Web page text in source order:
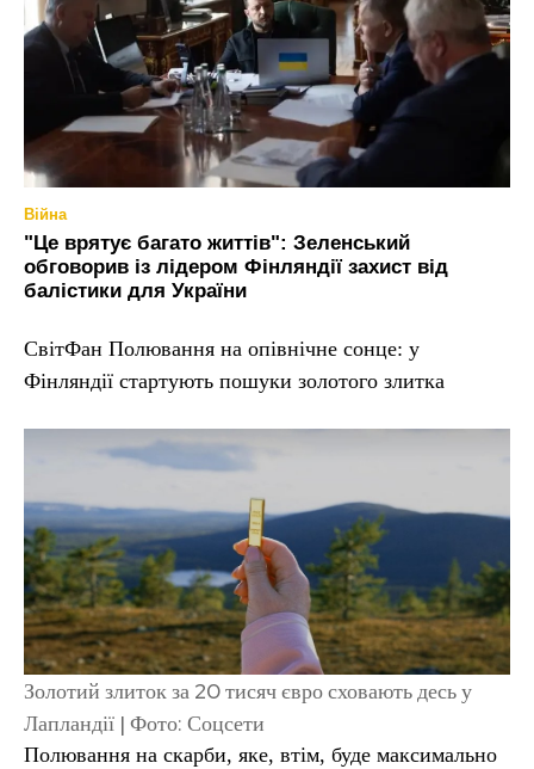
Війна
"Це врятує багато життів": Зеленський
обговорив із лідером Фінляндії захист від
балістики для України
СвітФан Полювання на опівнічне сонце: у
Фінляндії стартують пошуки золотого злитка
Золотий злиток за 20 тисяч євро сховають десь у
Лапландії | Фото: Соцсети
Полювання на скарби, яке, втім, буде максимально